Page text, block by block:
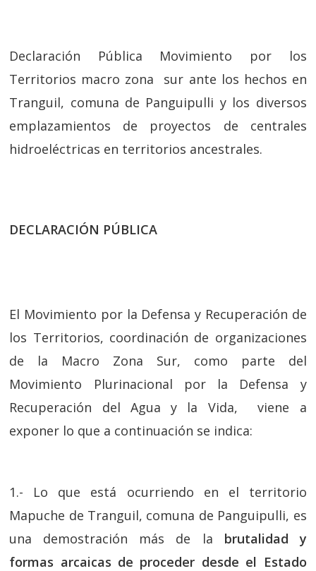
Declaración Pública Movimiento por los
Territorios macro zona sur ante los hechos en
Tranguil, comuna de Panguipulli y los diversos
emplazamientos de proyectos de centrales
hidroeléctricas en territorios ancestrales.
DECLARACIÓN PÚBLICA
El Movimiento por la Defensa y Recuperación de
los Territorios, coordinación de organizaciones
de la Macro Zona Sur, como parte del
Movimiento Plurinacional por la Defensa y
Recuperación del Agua y la Vida, viene a
exponer lo que a continuación se indica:
1.- Lo que está ocurriendo en el territorio
Mapuche de Tranguil, comuna de Panguipulli, es
una demostración más de la brutalidad y
formas arcaicas de proceder desde el Estado